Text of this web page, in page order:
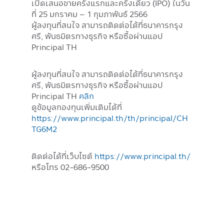
เปิดเสนอขายครั้งแรกและครั้งเดียว (IPO) ในวัน
ที่ 25 มกราคม – 1 กุมภาพันธ์ 2566
ผู้ลงทุนที่สนใจ สามารถติดต่อได้ที่ธนาคารกรุง
ศรี, พันธมิตรทางธุรกิจ หรือซื้อผ่านแอป
Principal TH
ผู้ลงทุนที่สนใจ สามารถติดต่อได้ที่ธนาคารกรุง
ศรี, พันธมิตรทางธุรกิจ หรือซื้อผ่านแอป
Principal TH คลิก
ดูข้อมูลกองทุนเพิ่มเติมได้ที่
https://www.principal.th/th/principal/CH
TG6M2
ติดต่อได้ที่เว็บไซต์ https://www.principal.th/
หรือโทร 02-686-9500